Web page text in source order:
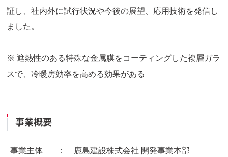
証し、社内外に試行状況や今後の展望、応用技術を発信し
ました。
※ 遮熱性のある特殊な金属膜をコーティングした複層ガラ
スで、冷暖房効率を高める効果がある
事業概要
事業主体 ： 鹿島建設株式会社 開発事業本部